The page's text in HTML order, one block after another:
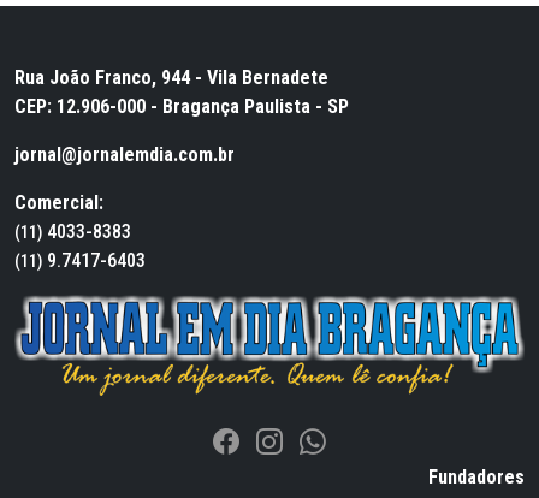
Rua João Franco, 944 - Vila Bernadete
CEP: 12.906-000 - Bragança Paulista - SP
jornal@jornalemdia.com.br
Comercial:
(11) 4033-8383
(11) 9.7417-6403
Fundadores